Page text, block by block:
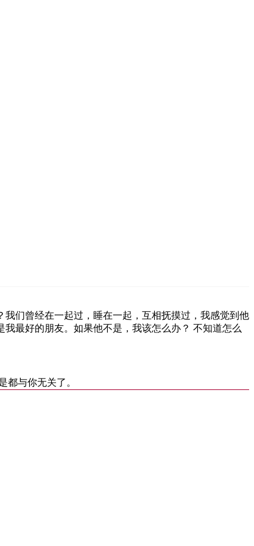
们曾经在一起过，睡在一起，互相抚摸过，我感觉到他
最好的朋友。如果他不是，我该怎么办？ 不知道怎么
都与你无关了。